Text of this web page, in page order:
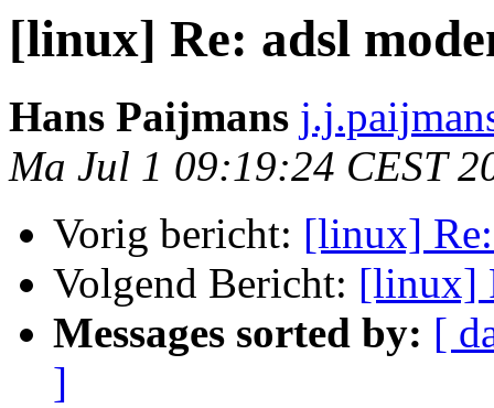
[linux] Re: adsl
Hans Paijmans
Ma Jul 1 09:19:24 CEST
Vorig bericht: [linux] Re:
Volgend Bericht: [linux]
Messages sorted by: [
]